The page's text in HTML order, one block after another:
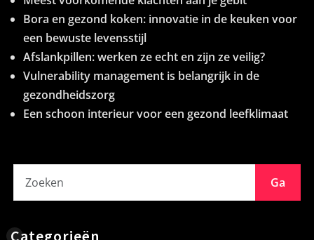
Bora en gezond koken: innovatie in de keuken voor
een bewuste levensstijl
Afslankpillen: werken ze echt en zijn ze veilig?
Vulnerability management is belangrijk in de
gezondheidszorg
Een schoon interieur voor een gezond leefklimaat
Ga
Categorieën